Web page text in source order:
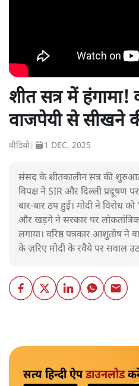
शीत सत्र में हंगामा!
वाजपेयी से सीखने
वीडियो 1 DEC, 2025
संसद के शीतकालीन सत्र की
विपक्ष ने SIR और दिल्ली प्रदूषण
बार-बार ठप हुई। मोदी ने विरोध
और खड़गे ने सरकार पर
लगाया। वरिष्ठ पत्रकार आशुतोष ने
के ज़रिए मोदी के रवैये पर सवाल
सत्य हिन्दी ऐपडाउनलोड